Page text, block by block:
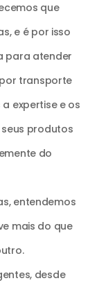
que
e é por isso
para atender
transporte
expertise e os
produtos
do
entendemos
mais do que
desde